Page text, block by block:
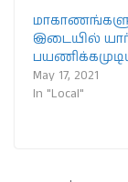
இடையில்
May 17, 2021
In "Local"